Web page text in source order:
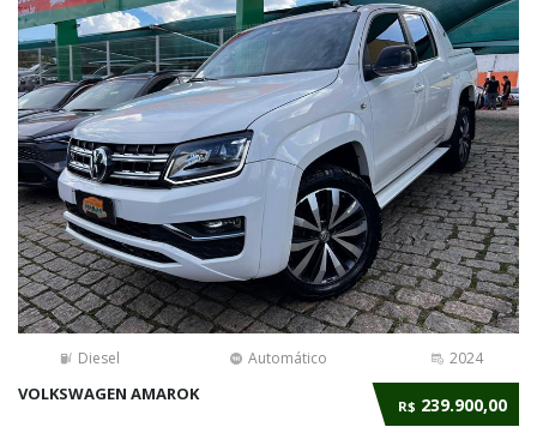
Diesel Automático 2024
R$ 239.900,00
VOLKSWAGEN AMAROK